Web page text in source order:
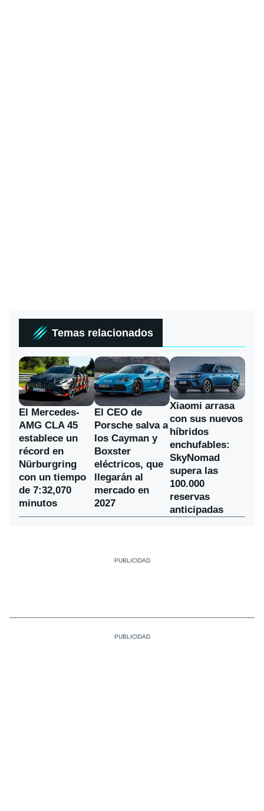
Temas relacionados
El Mercedes-
AMG CLA 45
establece un
récord en
Nürburgring
con un tiempo
de 7:32,070
minutos
El CEO de
Porsche salva a
los Cayman y
Boxster
eléctricos, que
llegarán al
mercado en
2027
Xiaomi arrasa
con sus nuevos
híbridos
enchufables:
SkyNomad
supera las
100.000
reservas
anticipadas